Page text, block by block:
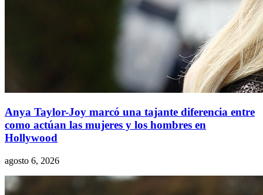
Anya Taylor-Joy marcó una tajante diferencia entre
como actúan las mujeres y los hombres en
Hollywood
agosto 6, 2026